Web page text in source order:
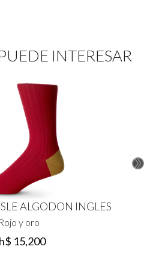
INTERESAR
ALGODON INGLES
Rojo y oro
15,200